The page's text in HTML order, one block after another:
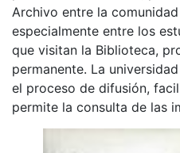
Archivo entre la
especialmente entre los
que visitan la Biblioteca,
permanente. La
el proceso de difusión,
permite la consulta de las